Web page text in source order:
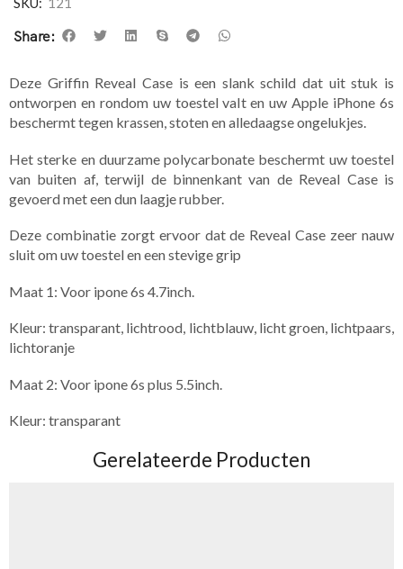
Share:
Deze Griffin Reveal Case is een slank schild dat uit stuk is
ontworpen en rondom uw toestel valt en uw Apple iPhone 6s
beschermt tegen krassen, stoten en alledaagse ongelukjes.
Het sterke en duurzame polycarbonate beschermt uw toestel
van buiten af, terwijl de binnenkant van de Reveal Case is
gevoerd met een dun laagje rubber.
Deze combinatie zorgt ervoor dat de Reveal Case zeer nauw
sluit om uw toestel en een stevige grip
Maat 1: Voor ipone 6s 4.7inch.
Kleur: transparant, lichtrood, lichtblauw, licht groen, lichtpaars,
lichtoranje
Maat 2: Voor ipone 6s plus 5.5inch.
Kleur: transparant
Gerelateerde Producten